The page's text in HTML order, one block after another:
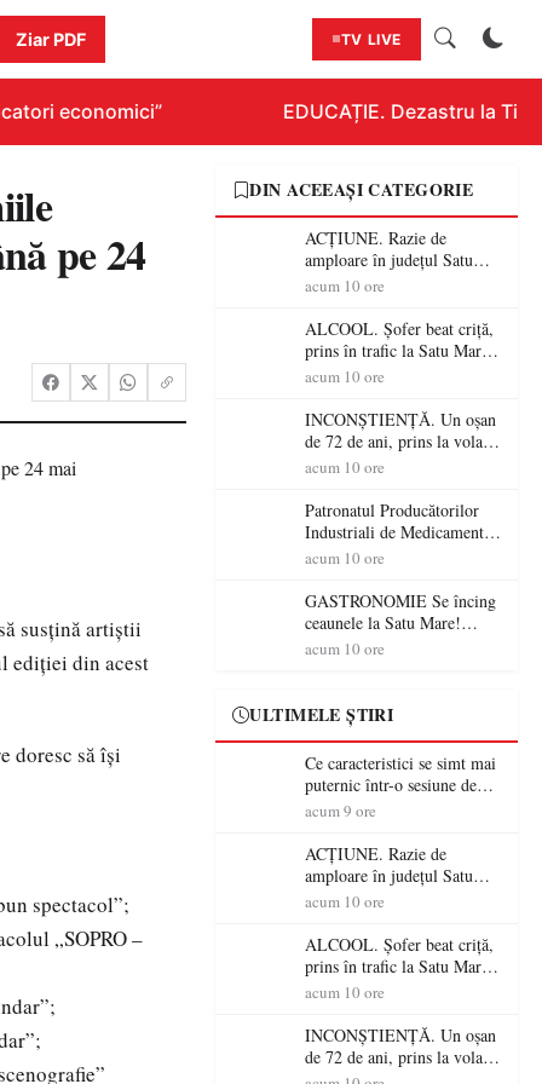
Ziar PDF TV LIVE
economici” EDUCAȚIE. Dezastru la
pe 24
susțină artiștii
ediției din acest
doresc să își
spectacol”;
„SOPRO –
DIN ACEEAȘI CATEGORIE
ACȚIUNE. Razie de
amploare în județul Satu
Mare! Polițiștii au dat sute
șoferi fără permis într-o
singură zi
acum 10 ore
ALCOOL. Șofer beat criță,
prins în trafic la Satu Mare!
Alcoolemie uriașă
acum 10 ore
INCONȘTIENȚĂ. Un oșan
de 72 de ani, prins la volan
fără permis! Polițiștii l-au
acum 10 ore
Patronatul Producătorilor
Industriali de Medicamente
din România (PRIMER):
energie electrică a fabricilor
de medicamente va pune în
pericol accesul pacienților la
medicamente esențiale
acum 10 ore
GASTRONOMIE Se încing
ceaunele la Satu Mare!
Concursul „Veress Ádám”
jurat de renume
acum 10 ore
ULTIMELE ȘTIRI
Ce caracteristici se simt mai
puternic într-o sesiune de
distracție la sloturi online:
RTP?
acum 9 ore
ACȚIUNE. Razie de
amploare în județul Satu
Mare! Polițiștii au dat sute
șoferi fără permis într-o
singură zi
acum 10 ore
ALCOOL. Șofer beat criță,
prins în trafic la Satu Mare!
Alcoolemie uriașă
acum 10 ore
INCONȘTIENȚĂ. Un oșan
de 72 de ani, prins la volan
fără permis! Polițiștii l-au